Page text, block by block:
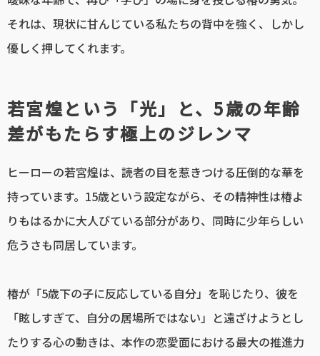
それは、現状に甘んじている私たちの背中を強く、しかし
優しく押してくれます。
若宮煌という「光」と、5歳の年齢
差がもたらす極上のジレンマ
ヒーローの若宮煌は、読者の目を惹きつける圧倒的な華を
持っています。15歳という設定ながら、その精神性は椿よ
りもはるかに大人びている部分があり、同時に少年らしい
危うさも同居しています。
椿が「5歳下の子に反応している自分」を恥じたり、彼を
「眩しすぎて、自分の居場所ではない」と遠ざけようとし
たりする心の動きは、本作の恋愛面における最大の推進力